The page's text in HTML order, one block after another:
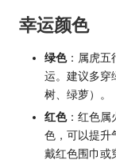
幸运颜色
绿色：属虎五
运。建议多穿
树、绿萝）。
红色：红色属
色，可以提升
戴红色围巾或